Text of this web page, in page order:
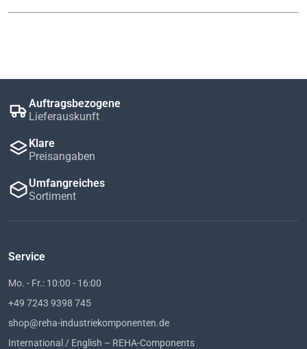
Auftragsbezogene
Lieferauskunft
Klare
Preisangaben
Umfangreiches
Sortiment
Service
Mo. - Fr.: 10:00 - 16:00
+49 7243 9398 745
shop@reha-industriekomponenten.de
International / English – REHA-Components